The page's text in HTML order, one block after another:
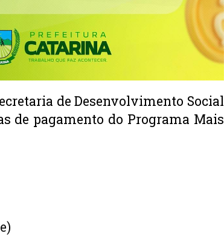
de Desenvolvimento Social
de pagamento do Programa Mais